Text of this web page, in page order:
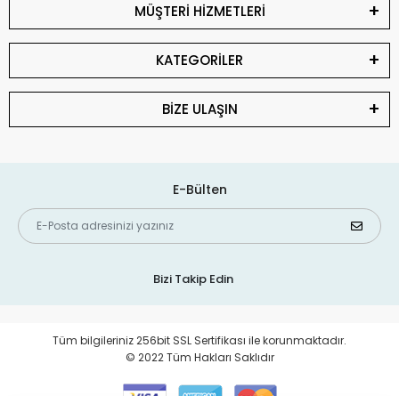
MÜŞTERİ HİZMETLERİ
KATEGORİLER
BİZE ULAŞIN
E-Bülten
Bizi Takip Edin
Tüm bilgileriniz 256bit SSL Sertifikası ile korunmaktadır.
© 2022 Tüm Hakları Saklıdır